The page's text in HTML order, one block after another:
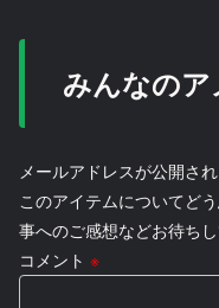
みんなの
メールアドレスが公開さ
このアイテムについてど
事へのご感想などお待ちし
コメント ※